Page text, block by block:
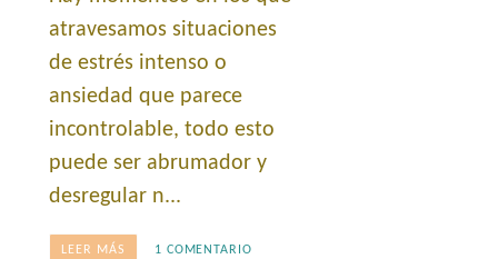
atravesamos situaciones
de estrés intenso o
ansiedad que parece
incontrolable, todo esto
puede ser abrumador y
desregular n...
LEER MÁS 1 COMENTARIO